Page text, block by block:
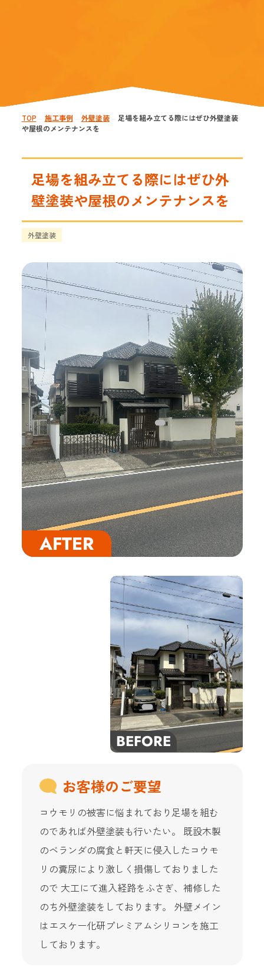
TOP 施工事例 外壁塗装
足場を組み立てる際にはぜひ外壁塗装
や屋根のメンテナンスを
足場を組み立てる際にはぜひ外
壁塗装や屋根のメンテナンスを
外壁塗装
お客様のご要望
コウモリの被害に悩まれており足場を組む
のであれば外壁塗装も行いたい。 既設木製
のベランダの腐食と軒天に侵入したコウモ
リの糞尿により激しく損傷しておりました
ので 大工にて進入経路をふさぎ、補修した
のち外壁塗装をしております。 外壁メイン
はエスケー化研プレミアムシリコンを施工
しております。